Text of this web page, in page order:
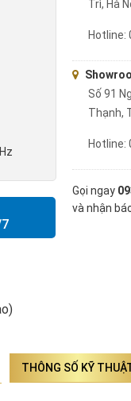
Trì, Hà
Hotline:
Số 91
Thạnh,
Hotline:
Gọi ngay
và nhận
THÔNG SỐ KỸ